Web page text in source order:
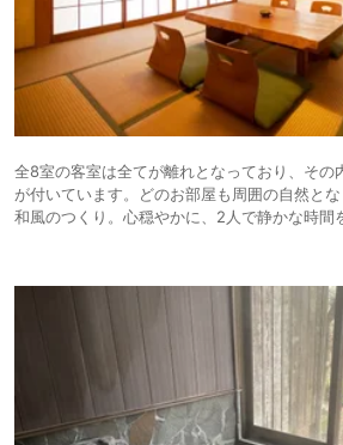
全8室の客室は全てが離れとなっており、その
が付いています。どのお部屋も周囲の自然と
和風のつくり。心穏やかに、2人で静かな時間